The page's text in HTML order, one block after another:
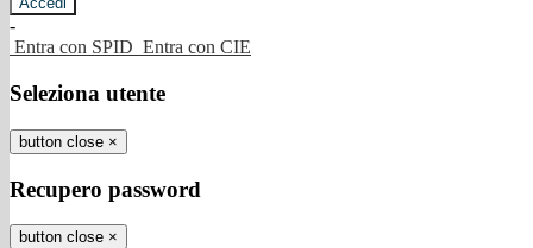
-
Entra con SPID Entra con CIE
Seleziona utente
button close ×
Recupero password
button close ×